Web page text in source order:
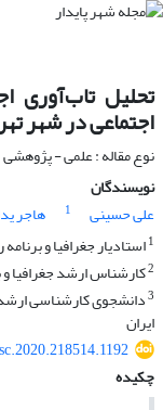
تحلیل تاب‌آوری
اجتماعی در شهر
نوع مقاله : علمی - پژوهشی
نویسندگان
علی حسینی
1 هاجر
1استادیار جغرافیا و
2کارشناس ارشد جغرافیا و
3دانشجوی کارشناسی ارشد
ایران
چکیده